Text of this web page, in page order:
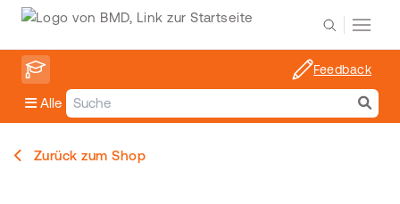
Alle
Feedback
Zurück zum Shop